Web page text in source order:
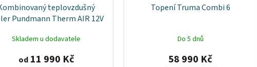
teplovzdušný
Pundmann Therm AIR 12V
Skladem u dodavatele
od11 990 Kč
Topení Truma Combi 6
Do 5 dnů
58 990 Kč